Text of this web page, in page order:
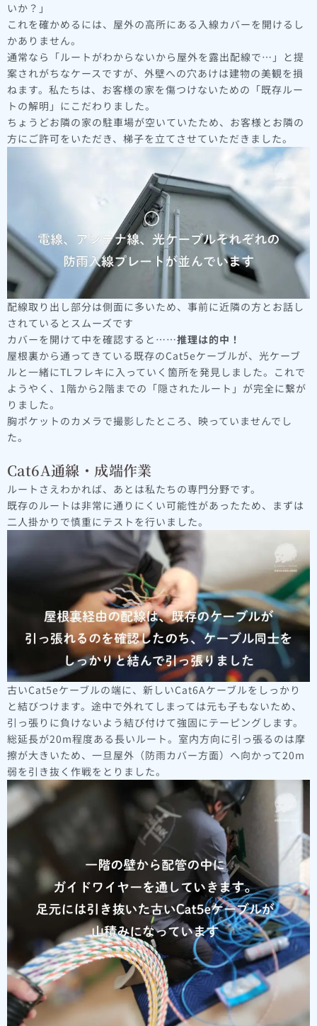
いか？」
これを確かめるには、屋外の高所にある入線カバーを開けるし
かありません。
通常なら「ルートがわからないから屋外を露出配線で…」と提
案されがちなケースですが、外壁への穴あけは建物の美観を損
ねます。私たちは、お客様の家を傷つけないための「既存ルー
トの解明」にこだわりました。
ちょうどお隣の家の駐車場が空いていたため、お客様とお隣の
方にご許可をいただき、梯子を立てさせていただきました。
配線取り出し部分は側面に多いため、事前に近隣の方とお話し
されているとスムーズです
カバーを開けて中を確認すると……推理は的中！
屋根裏から通ってきている既存のCat5eケーブルが、光ケーブ
ルと一緒にTLフレキに入っていく箇所を発見しました。これで
ようやく、1階から2階までの「隠されたルート」が完全に繋が
りました。
胸ポケットのカメラで撮影したところ、映っていませんでし
た。
Cat6A通線・成端作業
ルートさえわかれば、あとは私たちの専門分野です。
既存のルートは非常に通りにくい可能性があったため、まずは
二人掛かりで慎重にテストを行いました。
古いCat5eケーブルの端に、新しいCat6Aケーブルをしっかり
と結びつけます。途中で外れてしまっては元も子もないため、
引っ張りに負けないよう結び付けて強固にテーピングします。
総延長が20m程度ある長いルート。室内方向に引っ張るのは摩
擦が大きいため、一旦屋外（防雨カバー方面）へ向かって20m
弱を引き抜く作戦をとりました。